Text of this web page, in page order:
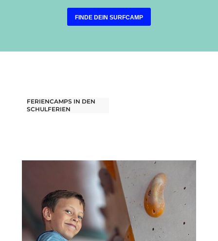
FINDE DEIN SURFCAMP
FERIENCAMPS IN DEN
SCHULFERIEN